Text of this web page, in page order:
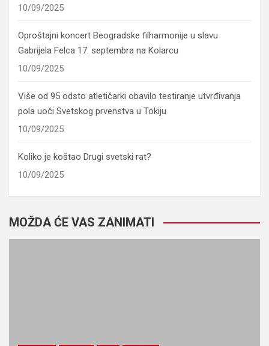
10/09/2025
Oproštajni koncert Beogradske filharmonije u slavu
Gabrijela Felca 17. septembra na Kolarcu
10/09/2025
Više od 95 odsto atletičarki obavilo testiranje utvrđivanja
pola uoči Svetskog prvenstva u Tokiju
10/09/2025
Koliko je koštao Drugi svetski rat?
10/09/2025
MOŽDA ĆE VAS ZANIMATI